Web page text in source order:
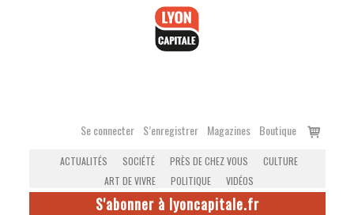
Se connecter S’enregistrer Magazines Boutique
Voir
ACTUALITÉS SOCIÉTÉ PRÈS DE CHEZ VOUS
CULTURE
ART DE VIVRE
POLITIQUE VIDÉOS
S'abonner à lyoncapitale.fr